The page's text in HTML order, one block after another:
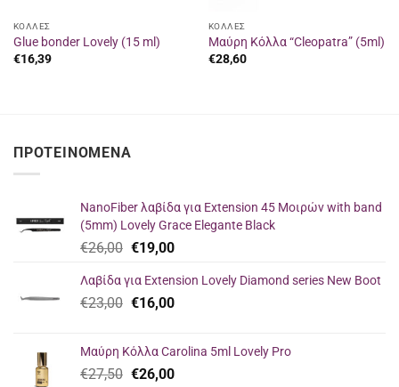
ΚΟΛΛΕΣ
Glue bonder Lovely (15 ml)
€16,39
ΚΟΛΛΕΣ
Μαύρη Κόλλα “Cleopatra” (5ml)
€28,60
ΠΡΟΤΕΙΝΌΜΕΝΑ
NanoFiber λαβίδα για Extension 45 Μοιρών with band
(5mm) Lovely Grace Elegante Black
€26,00 Original
was:
€26,00.
€19,00Η
τιμή
είναι:
Λαβίδα για Extension Lovely Diamond series New Boot
€23,00 Original
€23,00.
€16,00Η
είναι:
€16,00.
Μαύρη Κόλλα Carolina 5ml Lovely Pro
€27,50 Original
€26,00Η